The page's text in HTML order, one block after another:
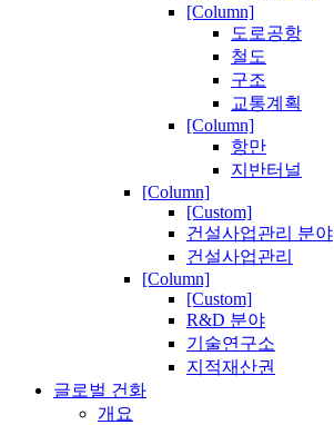
[Column]
도로공항
철도
구조
교통계획
[Column]
항만
지반터널
[Column]
[Custom]
건설사업관리 분야
건설사업관리
[Column]
[Custom]
R&D 분야
기술연구소
지적재산권
글로벌 건화
개요